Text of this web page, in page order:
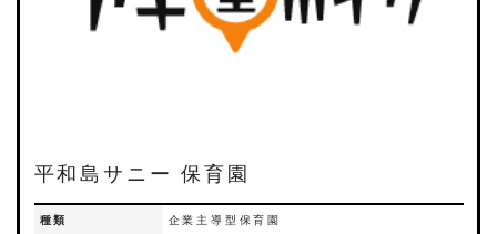
平和島サニー 保育園
種類 企業主導型保育園